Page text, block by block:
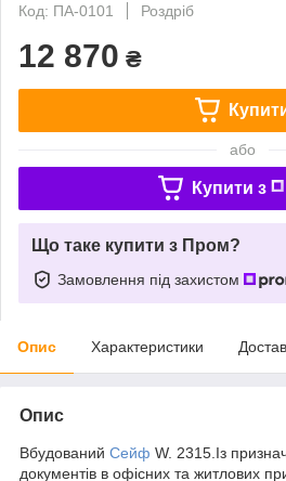
Код: ПА-0101
Роздріб
12 870 ₴
або
Купити з
Що таке купити з Пром?
Замовлення під захистом
Опис Характеристики
Опис
Вбудований Сейф W. 2315.Із
документів в офісних та житлових